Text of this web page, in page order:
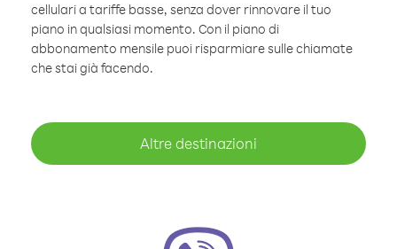
cellulari a tariffe basse, senza dover rinnovare il tuo
piano in qualsiasi momento. Con il piano di
abbonamento mensile puoi risparmiare sulle chiamate
che stai già facendo.
Altre destinazioni